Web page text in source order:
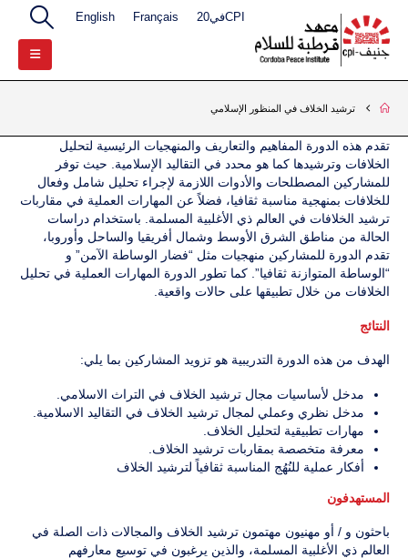
CPIفي20 Français
English
ترشيد الخلاف في المنظور الإسلامي
تقدم هذه الدورة المفاهيم والتعاريف والمنهجيات الرئيسية لتحليل
الخلافات وترشيدها كما هو محدد في التقاليد الإسلامية. حيث توفر
للمشاركين المصطلحات والأدوات اللازمة لإجراء تحليل شامل وفعال
للخلافات بمنهجية مناسبة ثقافيا، فضلاً عن المهارات العملية في مقاربات
ترشيد الخلافات في العالم ذي الأغلبية المسلمة. باستخدام دراسات
الحالة من مناطق الشرق الأوسط وشمال أفريقيا والساحل وأوروبا،
تقدم الدورة للمشاركين منهجيات مثل “فضار الوساطة الآمن” و
“الوساطة المتوازنة ثقافيا”. كما تطور الدورة المهارات العملية في تحليل
الخلافات من خلال تطبيقها على حالات واقعية.
النتائج
الهدف من هذه الدورة التدريبية هو تزويد المشاركين بما يلي:
مدخل لأساسيات مجال ترشيد الخلاف في التراث الاسلامي.
مدخل نظري وعملي لمجال ترشيد الخلاف في التقاليد الاسلامية.
مهارات تطبيقية لتحليل الخلاف.
معرفة متخصصة بمقاربات ترشيد الخلاف.
أفكار عملية للنُهُج المناسبة ثقافياً لترشيد الخلاف
المستهدفون
باحثون و / أو مهنيون مهتمون ترشيد الخلاف والمجالات ذات الصلة في
العالم ذي الأغلبية المسلمة، والذين يرغبون في توسيع معارفهم